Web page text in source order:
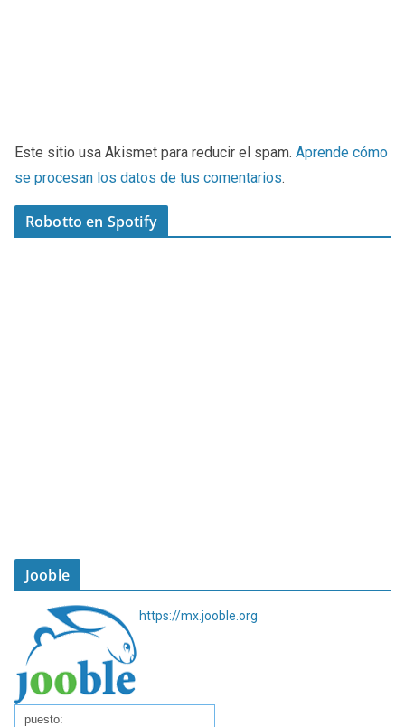
Este sitio usa Akismet para reducir el spam. Aprende cómo
se procesan los datos de tus comentarios.
Robotto en Spotify
Jooble
https://mx.jooble.org
puesto: